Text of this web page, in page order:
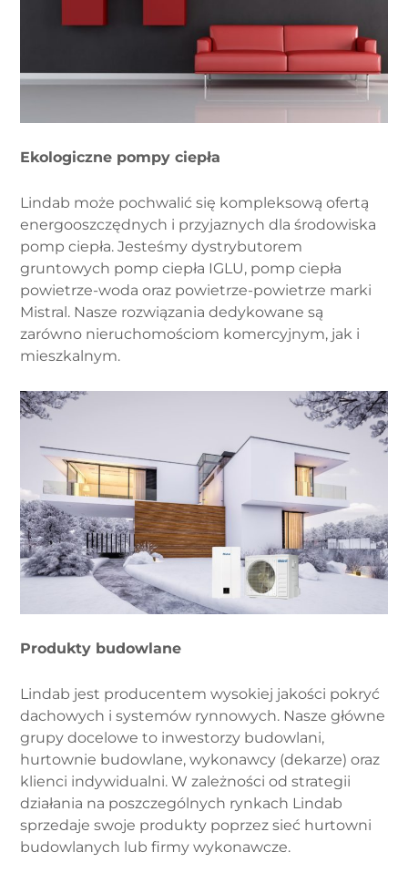
Ekologiczne pompy ciepła
Lindab może pochwalić się kompleksową ofertą
energooszczędnych i przyjaznych dla środowiska
pomp ciepła. Jesteśmy dystrybutorem
gruntowych pomp ciepła IGLU, pomp ciepła
powietrze-woda oraz powietrze-powietrze marki
Mistral. Nasze rozwiązania dedykowane są
zarówno nieruchomościom komercyjnym, jak i
mieszkalnym.
Produkty budowlane
Lindab jest producentem wysokiej jakości pokryć
dachowych i systemów rynnowych. Nasze główne
grupy docelowe to inwestorzy budowlani,
hurtownie budowlane, wykonawcy (dekarze) oraz
klienci indywidualni. W zależności od strategii
działania na poszczególnych rynkach Lindab
sprzedaje swoje produkty poprzez sieć hurtowni
budowlanych lub firmy wykonawcze.